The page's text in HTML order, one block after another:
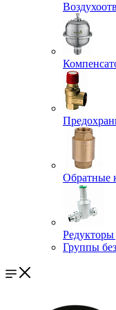
Обратные
Редукторы
Группы